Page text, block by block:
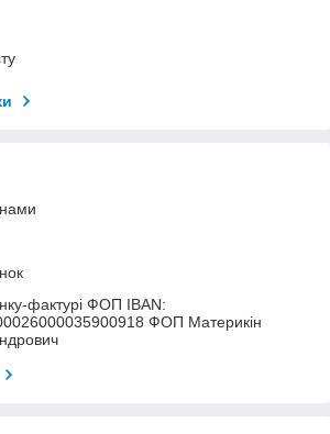
фактурі ФОП IBAN:
ФОП Материкін